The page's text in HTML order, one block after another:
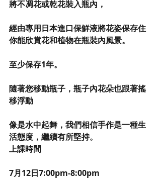
將不凋花或乾花裝入瓶內，
經由專用日本進口保鮮液將花姿保存住
你能欣賞花和植物在瓶裝內風景。
至少保存1年。
隨著您移動瓶子，瓶子內花朵也跟著搖
移浮動
像是水中起舞，我們相信手作是一種生
活態度，繼續有所堅持。
上課時間
7月12日7:00pm-8:00pm